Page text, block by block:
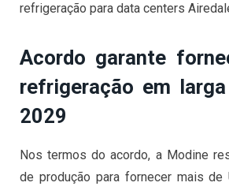
refrigeração para data centers
Acordo garante
refrigeração em
2029
Nos termos do acordo, a Modine
de produção para fornecer mais